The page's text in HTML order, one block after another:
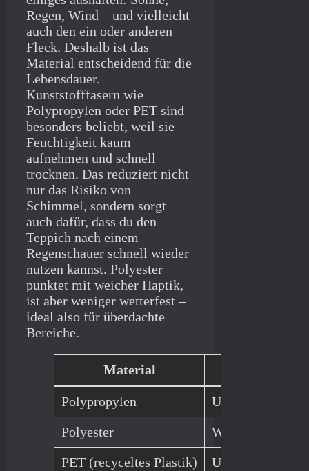
Regen, Wind – und vielleicht
auch den ein oder anderen
Fleck. Deshalb ist das
Material entscheidend für die
Lebensdauer.
Kunststofffasern wie
Polypropylen oder PET sind
besonders beliebt, weil sie
Feuchtigkeit kaum
aufnehmen und schnell
trocknen. Das reduziert nicht
nur das Risiko von
Schimmel, sondern sorgt
auch dafür, dass du den
Teppich nach einem
Regenschauer schnell wieder
nutzen kannst. Polyester
punktet mit weicher Haptik,
ist aber weniger wetterfest –
ideal also für überdachte
Bereiche.
Material
Polypropylen
UV-beständig,
Polyester
Weich, farbecht,
PET (recyceltes Plastik)